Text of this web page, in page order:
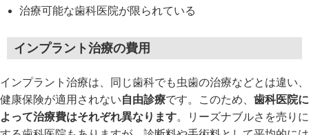
治療可能な歯科医院が限られている
インプラント治療の費用
​インプラント治療は、同じ歯科でも虫歯の治療などとは違い、
健康保険が適用されない自由診療です。このため、 歯科医院に
よって治療費はそれぞれ異なります。リーズナブルさを売りに